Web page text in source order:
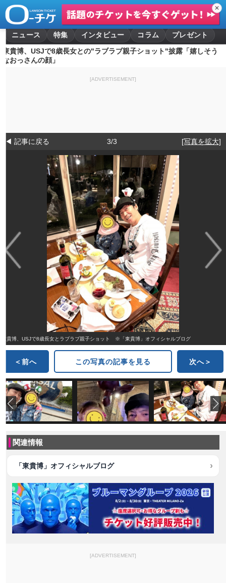
✕
ニュース 特集 インタビュー コラム
プレゼント
東貴博、USJで8歳長女との"ラブラブ親子ショット"披露「嬉しそう
なおっさんの顔」
[ADVERTISEMENT]
◀ 記事に戻る 3/3 [写真を拡大]
東貴博、USJで8歳長女とラブラブ親子ショット ※「東貴博」オフィシャルブログ
＜前へ この写真の記事を見る 次へ＞
関連情報
「東貴博」オフィシャルブログ
[ADVERTISEMENT]